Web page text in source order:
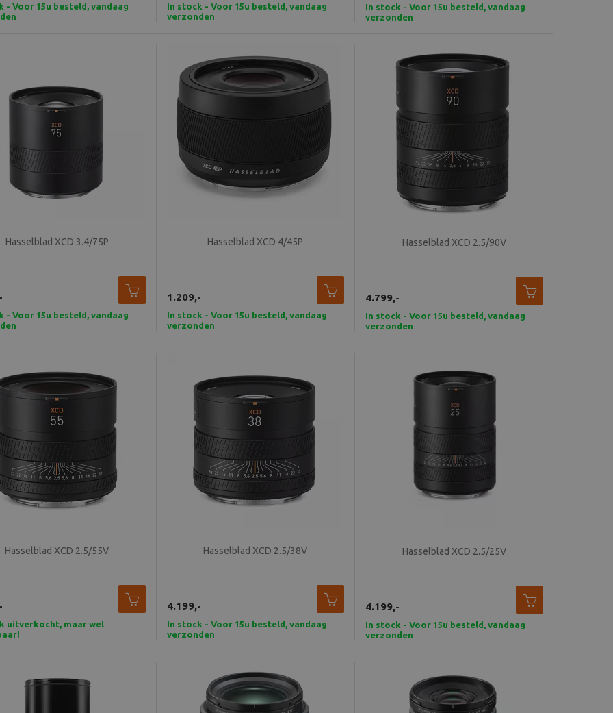
- Voor 15u besteld, vandaag
In stock - Voor 15u besteld, vandaag
verzonden
In stock - Voor 15u besteld, vandaag
verzonden
Hasselblad XCD 3.4/75P
- Voor 15u besteld, vandaag
Hasselblad XCD 4/45P
1.209,-
In stock - Voor 15u besteld, vandaag
verzonden
Hasselblad XCD 2.5/90V
4.799,-
In stock - Voor 15u besteld, vandaag
verzonden
Hasselblad XCD 2.5/55V
uitverkocht, maar wel
Hasselblad XCD 2.5/38V
4.199,-
In stock - Voor 15u besteld, vandaag
verzonden
Hasselblad XCD 2.5/25V
4.199,-
In stock - Voor 15u besteld, vandaag
verzonden